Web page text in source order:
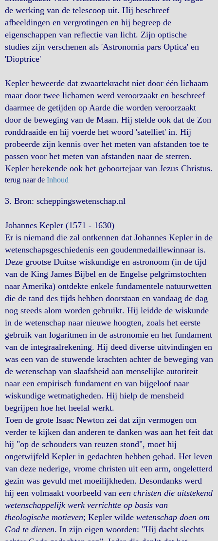
de werking van de telescoop uit. Hij beschreef
afbeeldingen en vergrotingen en hij begreep de
eigenschappen van reflectie van licht. Zijn optische
studies zijn verschenen als 'Astronomia pars Optica' en
'Dioptrice'
Kepler beweerde dat zwaartekracht niet door één lichaam
maar door twee lichamen werd veroorzaakt en beschreef
daarmee de getijden op Aarde die worden veroorzaakt
door de beweging van de Maan. Hij stelde ook dat de Zon
ronddraaide en hij voerde het woord 'satelliet' in. Hij
probeerde zijn kennis over het meten van afstanden toe te
passen voor het meten van afstanden naar de sterren.
Kepler berekende ook het geboortejaar van Jezus Christus.
terug naar de Inhoud
3. Bron: scheppingswetenschap.nl
Johannes Kepler (1571 - 1630)
Er is niemand die zal ontkennen dat Johannes Kepler in de
wetenschapsgeschiedenis een goudenmedaillewinnaar is.
Deze grootse Duitse wiskundige en astronoom (in de tijd
van de King James Bijbel en de Engelse pelgrimstochten
naar Amerika) ontdekte enkele fundamentele natuurwetten
die de tand des tijds hebben doorstaan en vandaag de dag
nog steeds alom worden gebruikt. Hij leidde de wiskunde
in de wetenschap naar nieuwe hoogten, zoals het eerste
gebruik van logaritmen in de astronomie en het fundament
van de integraalrekening. Hij deed diverse uitvindingen en
was een van de stuwende krachten achter de beweging van
de wetenschap van slaafsheid aan menselijke autoriteit
naar een empirisch fundament en van bijgeloof naar
wiskundige wetmatigheden. Hij hielp de mensheid
begrijpen hoe het heelal werkt.
Toen de grote Isaac Newton zei dat zijn vermogen om
verder te kijken dan anderen te danken was aan het feit dat
hij "op de schouders van reuzen stond", moet hij
ongetwijfeld Kepler in gedachten hebben gehad. Het leven
van deze nederige, vrome christen uit een arm, ongeletterd
gezin was gevuld met moeilijkheden. Desondanks werd
hij een volmaakt voorbeeld van een christen die uitstekend
wetenschappelijk werk verrichtte op basis van
theologische motieven; Kepler wilde wetenschap doen om
God te dienen. In zijn eigen woorden: "Hij dacht slechts